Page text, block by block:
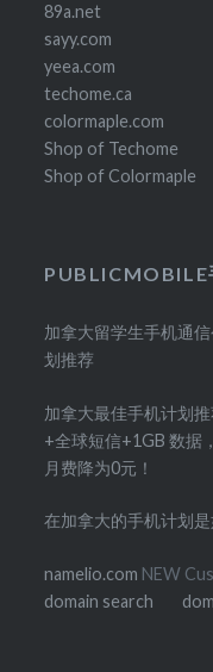
89a.net
sayy.com
yeea.com
techome.ca
colormaple.com
Shop of Techome
Shop of Colormaple
PUBLICMOBILE
加拿大留学生手机通
划推荐
加拿大最佳手机计划
+全球短信+1GB 数据
月费降为0元！
在加拿大的手机计划
namelio.com NEW
domain search